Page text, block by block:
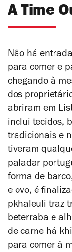
A Time
Não há
para comer e
chegando à
dos
abriram em
inclui tecidos,
tradicionais e
tiveram
paladar
forma de
e ovo, é
pkhaleuli traz
beterraba e
de carne há
para comer à